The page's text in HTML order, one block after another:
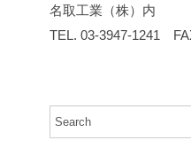
名取工業（株）内
TEL. 03-3947-1241